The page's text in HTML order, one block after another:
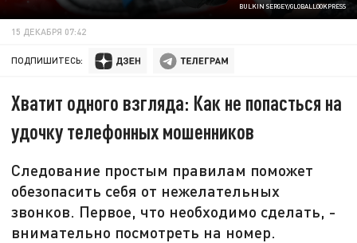
BULKIN SERGEY/GLOBALLOOKPRESS
15 ДЕКАБРЯ 07:42
ПОДПИШИТЕСЬ:
Хватит одного взгляда: Как не попасться на
удочку телефонных мошенников
Следование простым правилам поможет
обезопасить себя от нежелательных
звонков. Первое, что необходимо сделать, -
внимательно посмотреть на номер.